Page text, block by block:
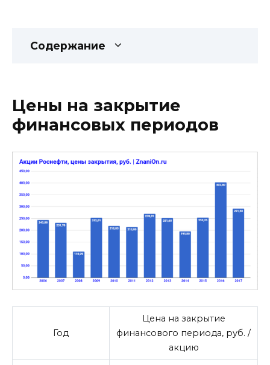
Содержание
Цены на закрытие
финансовых периодов
Год
Цена на закрытие
финансового периода, руб. /
акцию